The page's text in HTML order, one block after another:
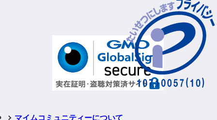
マイムコミュニティーについて